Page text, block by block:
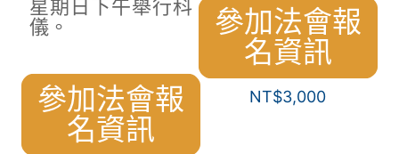
星期日下午舉行科
儀。
參加法會報
名資訊
參加法會報
名資訊
NT$3,000